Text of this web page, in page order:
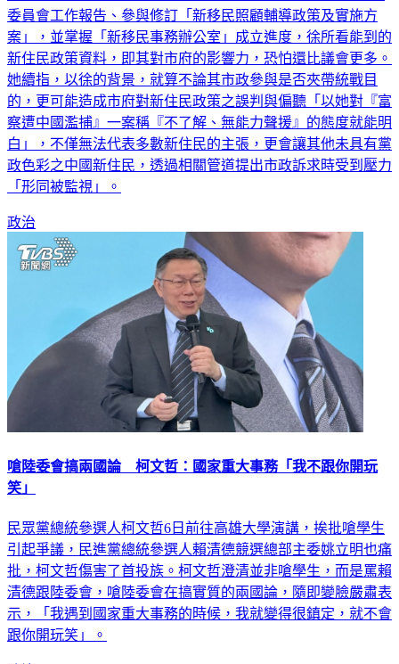
委員會工作報告、參與修訂「新移民照顧輔導政策及實施方
案」，並掌握「新移民事務辦公室」成立進度，徐所看能到的
新住民政策資料，即其對市府的影響力，恐怕還比議會更多。
她續指，以徐的背景，就算不論其市政參與是否夾帶統戰目
的，更可能造成市府對新住民政策之誤判與偏聽「以她對『富
察遭中國濫捕』一案稱『不了解、無能力聲援』的態度就能明
白」，不僅無法代表多數新住民的主張，更會讓其他未具有黨
政色彩之中國新住民，透過相關管道提出市政訴求時受到壓力
「形同被監視」。
政治
嗆陸委會搞兩國論 柯文哲：國家重大事務「我不跟你開玩
笑」
民眾黨總統參選人柯文哲6日前往高雄大學演講，挨批嗆學生
引起爭議，民進黨總統參選人賴清德競選總部主委姚立明也痛
批，柯文哲傷害了首投族。柯文哲澄清並非嗆學生，而是罵賴
清德跟陸委會，嗆陸委會在搞實質的兩國論，隨即變臉嚴肅表
示，「我遇到國家重大事務的時候，我就變得很鎮定，就不會
跟你開玩笑」。